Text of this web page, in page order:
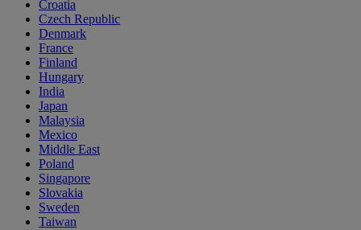
Croatia
Czech Republic
Denmark
France
Finland
Hungary
India
Japan
Malaysia
Mexico
Middle East
Poland
Singapore
Slovakia
Sweden
Taiwan